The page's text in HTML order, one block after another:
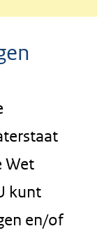
Wet
kunt
en/of